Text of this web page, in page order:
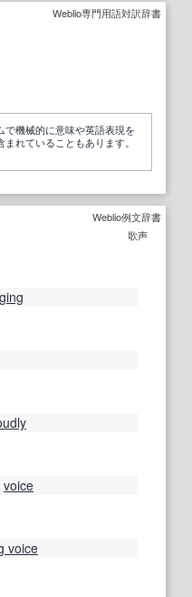
Weblio専門用語対訳辞書
機械的に意味や英語表現を
れていることもあります。
Weblio例文辞書
歌声
voice
voice